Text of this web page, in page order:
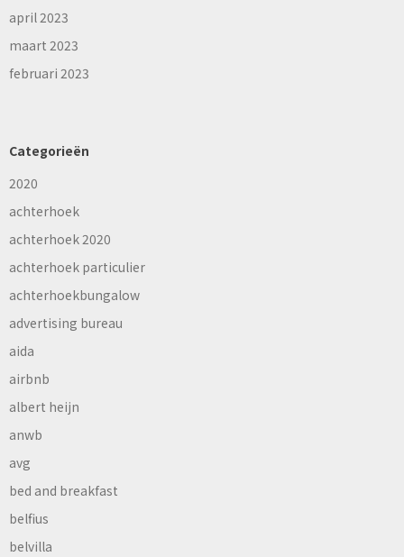
april 2023
maart 2023
februari 2023
Categorieën
2020
achterhoek
achterhoek 2020
achterhoek particulier
achterhoekbungalow
advertising bureau
aida
airbnb
albert heijn
anwb
avg
bed and breakfast
belfius
belvilla